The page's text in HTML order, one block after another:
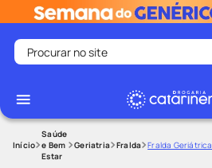
Procurar no site
1
medley
shampoo
Saúde
e Bem
Estar
Geriatria Fralda Fralda